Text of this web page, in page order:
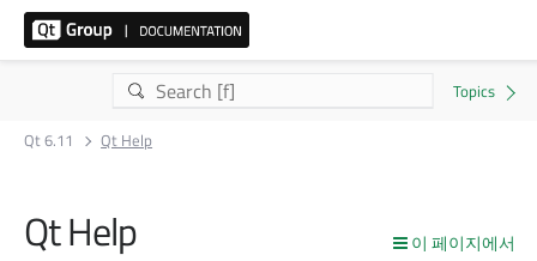
Qt 6.11 Qt Help
이 페이지에서
Qt Help